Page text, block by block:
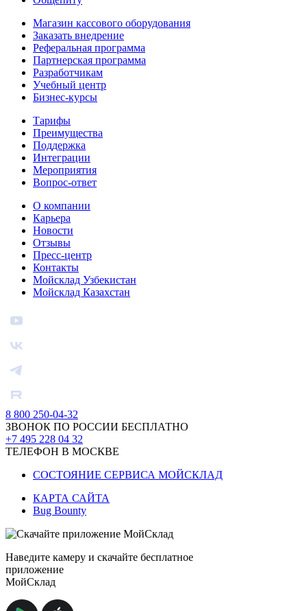
Магазин кассового оборудования
Заказать внедрение
Реферальная программа
Партнерская программа
Разработчикам
Учебный центр
Бизнес‑курсы
Тарифы
Преимущества
Поддержка
Интеграции
Мероприятия
Вопрос-ответ
О компании
Карьера
Новости
Отзывы
Пресс-центр
Контакты
Мойсклад Узбекистан
Мойсклад Казахстан
8 800 250-04-32
ЗВОНОК ПО РОССИИ БЕСПЛАТНО
+7 495 228 04 32
ТЕЛЕФОН В МОСКВЕ
СОСТОЯНИЕ СЕРВИСА МОЙСКЛАД
КАРТА САЙТА
Bug Bounty
Наведите камеру и скачайте бесплатное
приложение
МойСклад